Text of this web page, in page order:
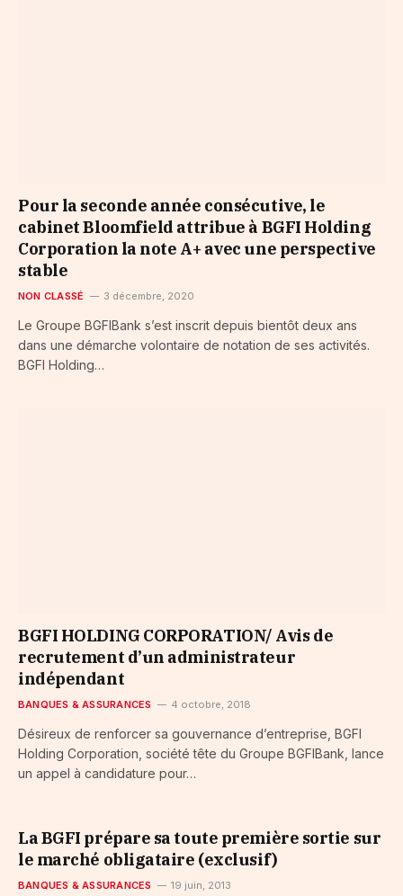
Pour la seconde année consécutive, le
cabinet Bloomfield attribue à BGFI Holding
Corporation la note A+ avec une perspective
stable
NON CLASSÉ 3 décembre, 2020
Le Groupe BGFIBank s’est inscrit depuis bientôt deux ans
dans une démarche volontaire de notation de ses activités.
BGFI Holding…
BGFI HOLDING CORPORATION/ Avis de
recrutement d’un administrateur
indépendant
BANQUES & ASSURANCES 4 octobre, 2018
Désireux de renforcer sa gouvernance d’entreprise, BGFI
Holding Corporation, société tête du Groupe BGFIBank, lance
un appel à candidature pour…
La BGFI prépare sa toute première sortie sur
le marché obligataire (exclusif)
BANQUES & ASSURANCES 19 juin, 2013